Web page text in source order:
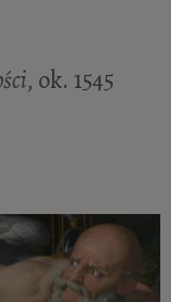
, ok. 1545